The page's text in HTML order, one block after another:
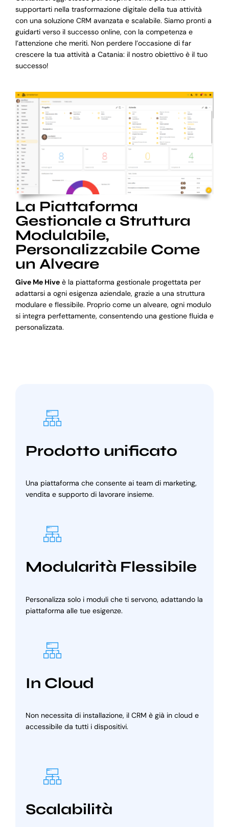
supportarti nella trasformazione digitale della tua attività
con una soluzione CRM avanzata e scalabile. Siamo pronti a
guidarti verso il successo online, con la competenza e
l’attenzione che meriti. Non perdere l’occasione di far
crescere la tua attività a Catania: il nostro obiettivo è il tuo
successo!
La Piattaforma
Gestionale a Struttura
Modulabile,
Personalizzabile Come
un Alveare
Give Me Hiveè la piattaforma gestionale progettata per
adattarsi a ogni esigenza aziendale, grazie a una struttura
modulare e flessibile. Proprio come un alveare, ogni modulo
si integra perfettamente, consentendo una gestione fluida e
personalizzata.
Prodotto unificato
Una piattaforma che consente ai team di marketing,
vendita e supporto di lavorare insieme.
Modularità Flessibile
Personalizza solo i moduli che ti servono, adattando la
piattaforma alle tue esigenze.
In Cloud
Non necessita di installazione, il CRM è già in cloud e
accessibile da tutti i dispositivi.
Scalabilità